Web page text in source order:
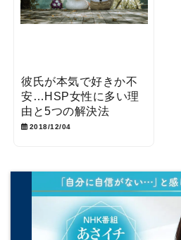
彼氏が本気で好きか不
安…HSP女性に多い理
由と5つの解決法
2018/12/04